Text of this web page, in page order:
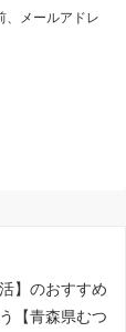
、メールアドレ
】のおすすめ
【青森県むつ